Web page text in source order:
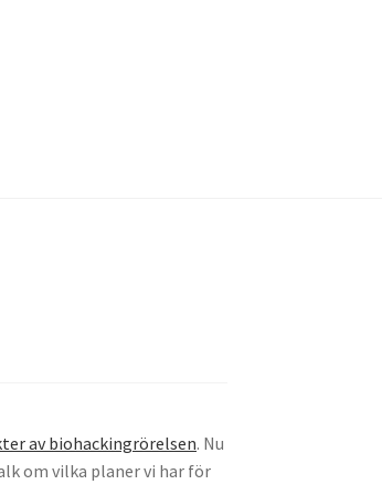
av biohackingrörelsen. Nu
om vilka planer vi har för